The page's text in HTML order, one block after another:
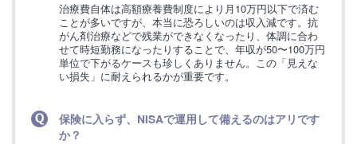
治療費自体は高額療養費制度により月10万円以下で済む
ことが多いですが、本当に恐ろしいのは収入減です。抗
がん剤治療などで残業ができなくなったり、体調に合わ
せて時短勤務になったりすることで、年収が50〜100万円
単位で下がるケースも珍しくありません。この「見えな
い損失」に耐えられるかが重要です。
保険に入らず、NISAで運用して備えるのはアリです
か？